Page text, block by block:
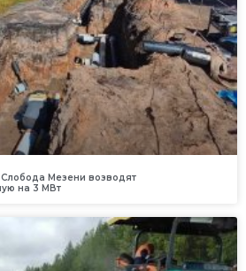
Мезени возводят
на 3 МВт